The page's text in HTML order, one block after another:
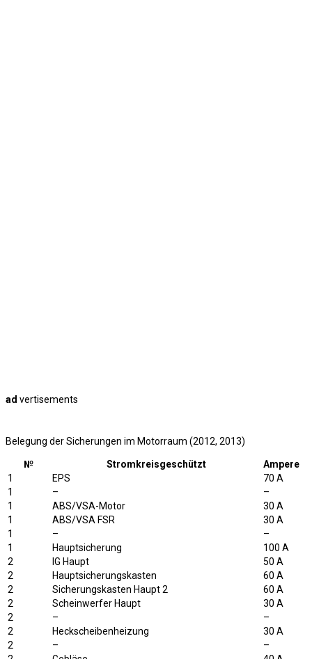
ad vertisements
Belegung der Sicherungen im Motorraum (2012, 2013)
№ Stromkreisgeschützt
Ampere
1
EPS
70 A
1
–
–
1
ABS/VSA-Motor
30 A
1
ABS/VSA FSR
30 A
1
–
–
1
Hauptsicherung
100 A
2
IG Haupt
50 A
2
Hauptsicherungskasten
60 A
2
Sicherungskasten Haupt 2
60 A
2
Scheinwerfer Haupt
30 A
2
–
–
2
Heckscheibenheizung
30 A
2
–
–